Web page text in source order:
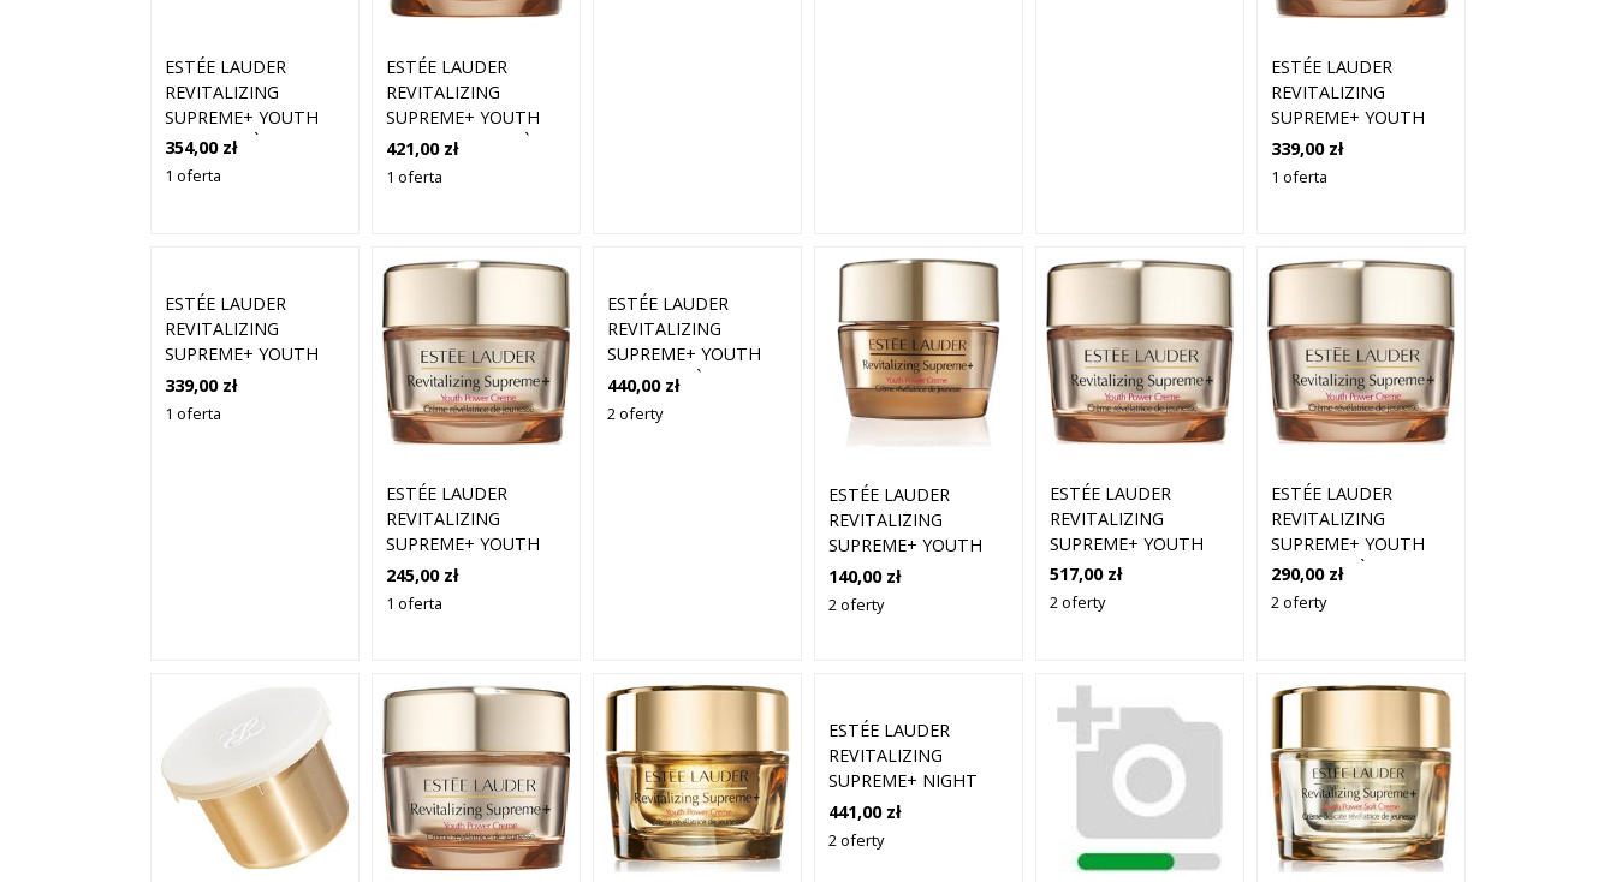
ESTÉE LAUDER
REVITALIZING
SUPREME+ YOUTH
POWER CRÈME REFILL
(50ML)
354,00 zł
1 oferta
ESTÉE LAUDER
REVITALIZING
SUPREME+ YOUTH
POWER SOFT CRÈME
(50ML)
421,00 zł
1 oferta
ESTÉE LAUDER
REVITALIZING
SUPREME+ YOUTH
POWER CREME
KREMY DO TWARZY
339,00 zł
1 oferta
ESTÉE LAUDER
REVITALIZING
SUPREME+ YOUTH
POWER CREME
KREMY DO TWARZY
339,00 zł
1 oferta
ESTÉE LAUDER
REVITALIZING
SUPREME+ YOUTH
POWER CREME
KREMY DO TWARZY
245,00 zł
1 oferta
ESTÉE LAUDER
REVITALIZING
SUPREME+ YOUTH
POWER CRÈME SPF 25
(50 ML)
440,00 zł
2 oferty
ESTÉE LAUDER
REVITALIZING
SUPREME+ YOUTH
POWER CREME MINI
15 ML
140,00 zł
2 oferty
ESTÉE LAUDER
REVITALIZING
SUPREME+ YOUTH
POWER CREME (75
ML)
517,00 zł
2 oferty
ESTÉE LAUDER
REVITALIZING
SUPREME+ YOUTH
POWER CRÈME
(30ML)
290,00 zł
2 oferty
ESTÉE LAUDER
REVITALIZING
SUPREME+ NIGHT
POWER BOUNCE
CREME 50 ML
441,00 zł
2 oferty